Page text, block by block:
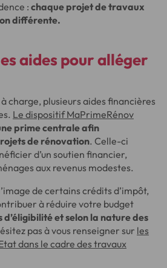
: chaque projet de travaux
différente.
aides pour alléger
charge, plusieurs aides financières
Le dispositif MaPrimeRénov
prime centrale afin
de rénovation. Celle-ci
d’un soutien financier,
aux revenus modestes.
de certains crédits d’impôt,
à réduire votre budget
d’éligibilité et selon la nature des
pas à vous renseigner sur les
dans le cadre des travaux